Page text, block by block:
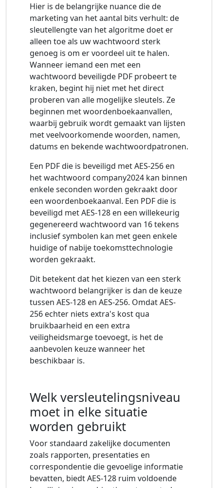
Hier is de belangrijke nuance die de
marketing van het aantal bits verhult: de
sleutellengte van het algoritme doet er
alleen toe als uw wachtwoord sterk
genoeg is om er voordeel uit te halen.
Wanneer iemand een met een
wachtwoord beveiligde PDF probeert te
kraken, begint hij niet met het direct
proberen van alle mogelijke sleutels. Ze
beginnen met woordenboekaanvallen,
waarbij gebruik wordt gemaakt van lijsten
met veelvoorkomende woorden, namen,
datums en bekende wachtwoordpatronen.
Een PDF die is beveiligd met AES-256 en
het wachtwoord company2024 kan binnen
enkele seconden worden gekraakt door
een woordenboekaanval. Een PDF die is
beveiligd met AES-128 en een willekeurig
gegenereerd wachtwoord van 16 tekens
inclusief symbolen kan met geen enkele
huidige of nabije toekomsttechnologie
worden gekraakt.
Dit betekent dat het kiezen van een sterk
wachtwoord belangrijker is dan de keuze
tussen AES-128 en AES-256. Omdat AES-
256 echter niets extra's kost qua
bruikbaarheid en een extra
veiligheidsmarge toevoegt, is het de
aanbevolen keuze wanneer het
beschikbaar is.
Welk versleutelingsniveau
moet in elke situatie
worden gebruikt
Voor standaard zakelijke documenten
zoals rapporten, presentaties en
correspondentie die gevoelige informatie
bevatten, biedt AES-128 ruim voldoende